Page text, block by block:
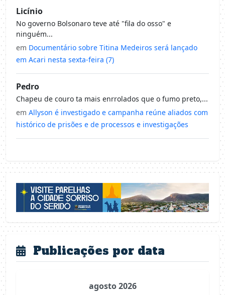
Licínio
No governo Bolsonaro teve até "fila do osso" e
ninguém...
em Documentário sobre Titina Medeiros será lançado
em Acari nesta sexta-feira (7)
Pedro
Chapeu de couro ta mais enrrolados que o fumo preto,...
em Allyson é investigado e campanha reúne aliados com
histórico de prisões e de processos e investigações
Publicações por data
agosto 2026